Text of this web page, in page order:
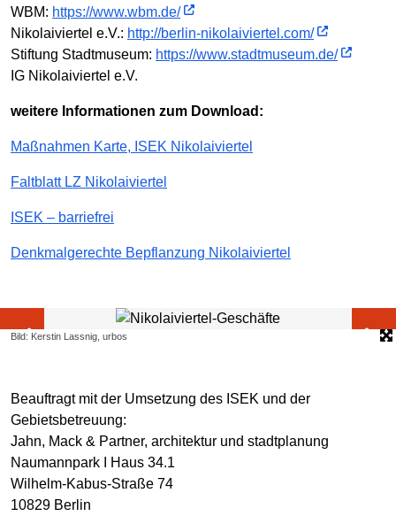
WBM: https://www.wbm.de/
Nikolaiviertel e.V.: http://berlin-nikolaiviertel.com/
Stiftung Stadtmuseum: https://www.stadtmuseum.de/
IG Nikolaiviertel e.V.
weitere Informationen zum Download:
Maßnahmen Karte, ISEK Nikolaiviertel
Faltblatt LZ Nikolaiviertel
ISEK – barriefrei
Denkmalgerechte Bepflanzung Nikolaiviertel
Bild: Kerstin Lassnig, urbos
Beauftragt mit der Umsetzung des ISEK und der
Gebietsbetreuung:
Jahn, Mack & Partner, architektur und stadtplanung
Naumannpark I Haus 34.1
Wilhelm-Kabus-Straße 74
10829 Berlin